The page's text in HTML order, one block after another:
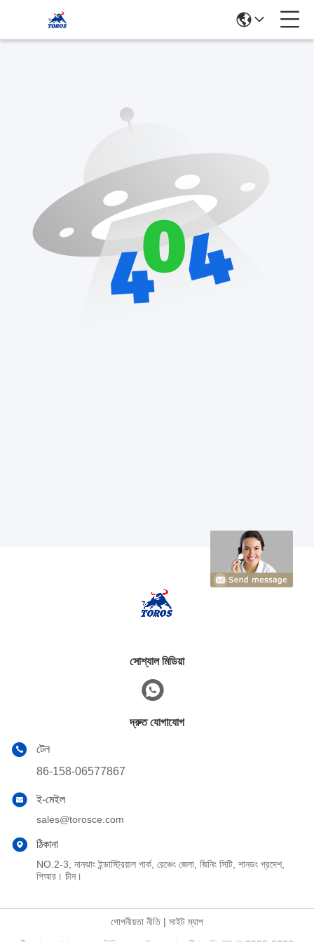
সোশ্যাল মিডিয়া
দ্রুত যোগাযোগ
টেল
86-158-06577867
ই-মেইল
sales@torosce.com
ঠিকানা
NO.2-3, নানঝাং ইন্ডাস্ট্রিয়াল পার্ক, রেঞ্চেং জেলা, জিনিং সিটি, শানডং প্রদেশ,
পিআর। চীন।
গোপনীয়তা নীতি| সাইট ম্যাপ